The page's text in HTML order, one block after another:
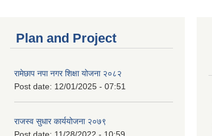
Plan and Project
रामेछाप नपा नगर शिक्षा योजना २०८२
Post date: 12/01/2025 - 07:51
राजस्व सुधार कार्ययोजना २०७९
Post date: 11/28/2022 - 10:59